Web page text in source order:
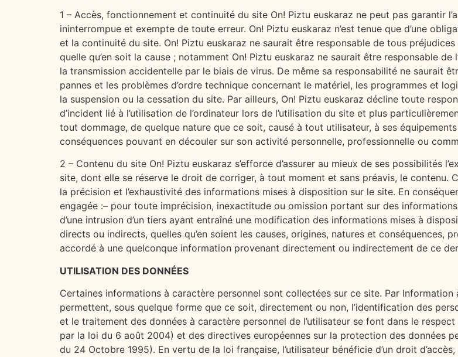
1 – Accès, fonctionnement et continuité du site On! Piztu euskaraz ne peut pas garantir
ininterrompue et exempte de toute erreur. On! Piztu euskaraz n’est tenue que d’une
et la continuité du site. On! Piztu euskaraz ne saurait être responsable de tous
quelle qu’en soit la cause ; notamment On! Piztu euskaraz ne saurait être responsable
la transmission accidentelle par le biais de virus. De même sa responsabilité ne saurait
pannes et les problèmes d’ordre technique concernant le matériel, les programmes et
la suspension ou la cessation du site. Par ailleurs, On! Piztu euskaraz décline toute
d’incident lié à l’utilisation de l’ordinateur lors de l’utilisation du site et plus
tout dommage, de quelque nature que ce soit, causé à tout utilisateur, à ses
conséquences pouvant en découler sur son activité personnelle, professionnelle ou
2 – Contenu du site On! Piztu euskaraz s’efforce d’assurer au mieux de ses possibilités
site, dont elle se réserve le droit de corriger, à tout moment et sans préavis, le contenu.
la précision et l’exhaustivité des informations mises à disposition sur le site. En
engagée :– pour toute imprécision, inexactitude ou omission portant sur des
d’une intrusion d’un tiers ayant entraîné une modification des informations mises à
directs ou indirects, quelles qu’en soient les causes, origines, natures et conséquences,
accordé à une quelconque information provenant directement ou indirectement de ce
UTILISATION DES DONNÉES
Certaines informations à caractère personnel sont collectées sur ce site. Par
permettent, sous quelque forme que ce soit, directement ou non, l’identification des
et le traitement des données à caractère personnel de l’utilisateur se font dans le
par la loi du 6 août 2004) et des directives européennes sur la protection des données
du 24 Octobre 1995). En vertu de la loi française, l’utilisateur bénéficie d’un droit